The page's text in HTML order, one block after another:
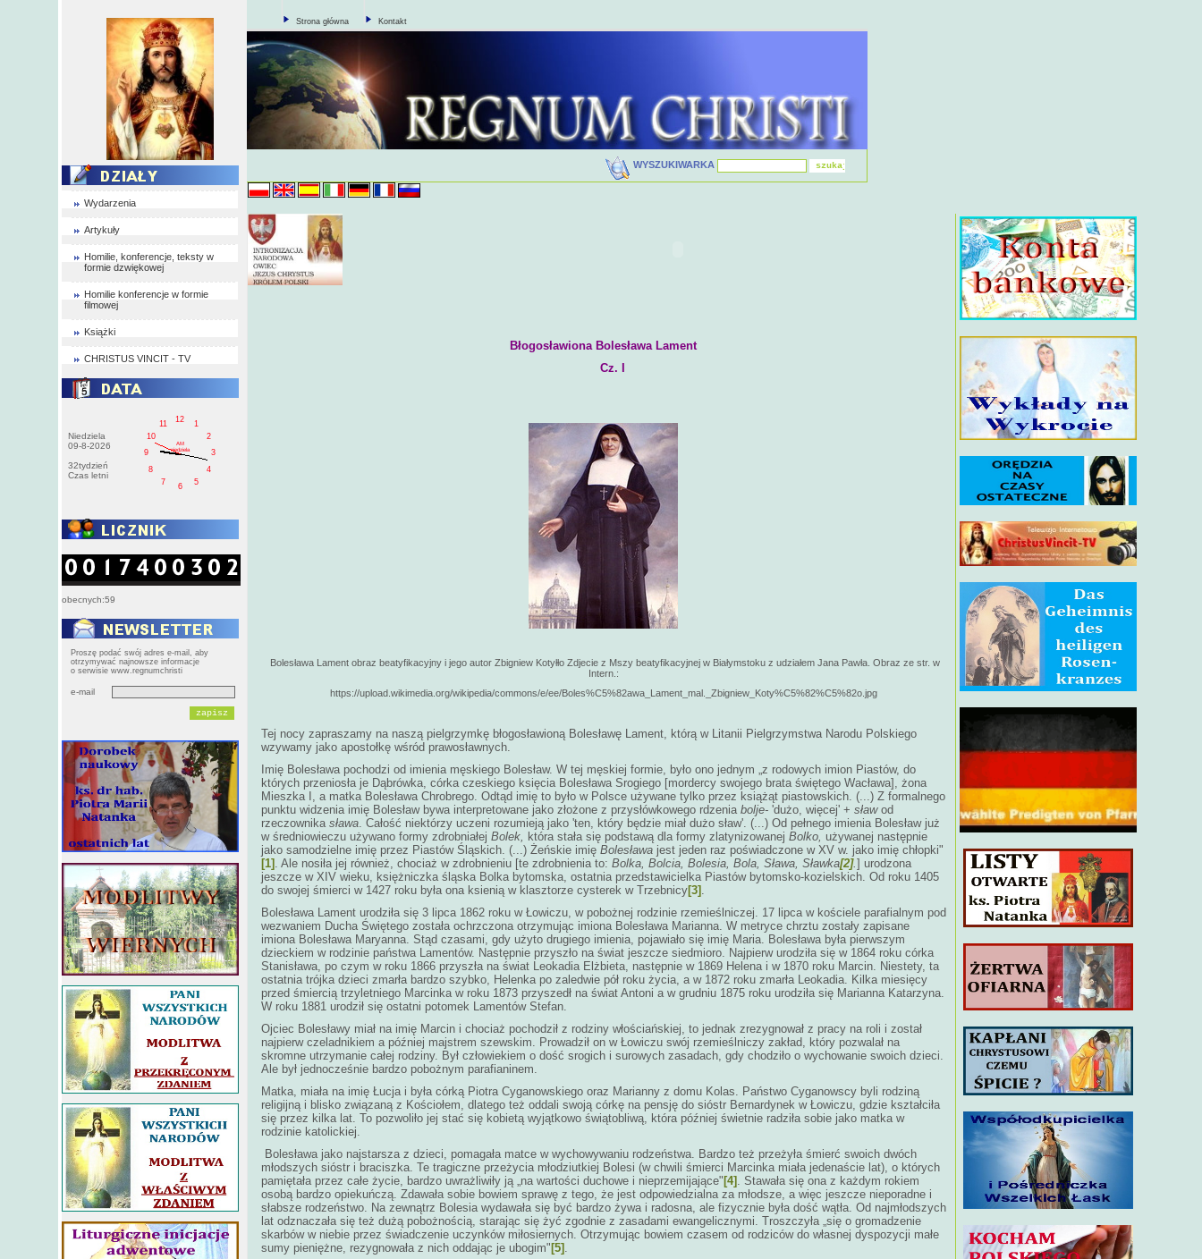
Wydarzenia
Artykuły
Homilie, konferencje, teksty w
formie dzwiękowej
Homilie konferencje w formie
filmowej
Książki
CHRISTUS VINCIT - TV
Niedziela
09-8-2026
32tydzień
Czas letni
1
2
3
4
5
6
7
8
9
10
11
12
AM
niedziela
obecnych:59
Proszę podać swój adres e-mail, aby
otrzymywać najnowsze informacje
o serwisie www.regnumchristi
e-mail
Strona główna Kontakt
WYSZUKIWARKA
Błogosławiona Bolesława Lament
Cz. I
Bolesława Lament obraz beatyfikacyjny i jego autor Zbigniew Kotyłło Zdjecie z Mszy beatyfikacyjnej w Białymstoku z udziałem Jana Pawła. Obraz ze str. w
Intern.:
https://upload.wikimedia.org/wikipedia/commons/e/ee/Boles%C5%82awa_Lament_mal._Zbigniew_Koty%C5%82%C5%82o.jpg
Tej nocy zapraszamy na naszą pielgrzymkę błogosławioną Bolesławę Lament, którą w Litanii Pielgrzymstwa Narodu Polskiego
wzywamy jako apostołkę wśród prawosławnych.
Imię Bolesława pochodzi od imienia męskiego Bolesław. W tej męskiej formie, było ono jednym „z rodowych imion Piastów, do
których przeniosła je Dąbrówka, córka czeskiego księcia Bolesława Srogiego [mordercy swojego brata świętego Wacława], żona
Mieszka I, a matka Bolesława Chrobrego. Odtąd imię to było w Polsce używane tylko przez książąt piastowskich. (...) Z formalnego
punktu widzenia imię Bolesław bywa interpretowane jako złożone z przysłówkowego rdzenia bolje-'dużo, więcej' + sławod
rzeczownika sława. Całość niektórzy uczeni rozumieją jako 'ten, który będzie miał dużo sław'. (...) Od pełnego imienia Bolesław już
w średniowieczu używano formy zdrobniałej Bolek, która stała się podstawą dla formy zlatynizowanej Bolko, używanej następnie
jako samodzielne imię przez Piastów Śląskich. (...) Żeńskie imię Bolesława jest jeden raz poświadczone w XV w. jako imię chłopki"
[1] . Ale nosiła jej również, chociaż w zdrobnieniu [te zdrobnienia to: Bolka, Bolcia, Bolesia, Bola, Sława, Sławka[2].] urodzona
jeszcze w XIV wieku, księżniczka śląska Bolka bytomska, ostatnia przedstawicielka Piastów bytomsko-kozielskich. Od roku 1405
do swojej śmierci w 1427 roku była ona ksienią w klasztorze cysterek w Trzebnicy[3] .
Bolesława Lament urodziła się 3 lipca 1862 roku w Łowiczu, w pobożnej rodzinie rzemieślniczej. 17 lipca w kościele parafialnym pod
wezwaniem Ducha Świętego została ochrzczona otrzymując imiona Bolesława Marianna. W metryce chrztu zostały zapisane
imiona Bolesława Maryanna. Stąd czasami, gdy użyto drugiego imienia, pojawiało się imię Maria. Bolesława była pierwszym
dzieckiem w rodzinie państwa Lamentów. Następnie przyszło na świat jeszcze siedmioro. Najpierw urodziła się w 1864 roku córka
Stanisława, po czym w roku 1866 przyszła na świat Leokadia Elżbieta, następnie w 1869 Helena i w 1870 roku Marcin. Niestety, ta
ostatnia trójka dzieci zmarła bardzo szybko, Helenka po zaledwie pół roku życia, a w 1872 roku zmarła Leokadia. Kilka miesięcy
przed śmiercią trzyletniego Marcinka w roku 1873 przyszedł na świat Antoni a w grudniu 1875 roku urodziła się Marianna Katarzyna.
W roku 1881 urodził się ostatni potomek Lamentów Stefan.
Ojciec Bolesławy miał na imię Marcin i chociaż pochodził z rodziny włościańskiej, to jednak zrezygnował z pracy na roli i został
najpierw czeladnikiem a później majstrem szewskim. Prowadził on w Łowiczu swój rzemieślniczy zakład, który pozwalał na
skromne utrzymanie całej rodziny. Był człowiekiem o dość srogich i surowych zasadach, gdy chodziło o wychowanie swoich dzieci.
Ale był jednocześnie bardzo pobożnym parafianinem.
Matka, miała na imię Łucja i była córką Piotra Cyganowskiego oraz Marianny z domu Kolas. Państwo Cyganowscy byli rodziną
religijną i blisko związaną z Kościołem, dlatego też oddali swoją córkę na pensję do sióstr Bernardynek w Łowiczu, gdzie kształciła
się przez kilka lat. To pozwoliło jej stać się kobietą wyjątkowo świątobliwą, która później świetnie radziła sobie jako matka w
rodzinie katolickiej.
Bolesława jako najstarsza z dzieci, pomagała matce w wychowywaniu rodzeństwa. Bardzo też przeżyła śmierć swoich dwóch
młodszych sióstr i braciszka. Te tragiczne przeżycia młodziutkiej Bolesi (w chwili śmierci Marcinka miała jedenaście lat), o których
pamiętała przez całe życie, bardzo uwrażliwiły ją „na wartości duchowe i nieprzemijające" [4] . Stawała się ona z każdym rokiem
osobą bardzo opiekuńczą. Zdawała sobie bowiem sprawę z tego, że jest odpowiedzialna za młodsze, a więc jeszcze nieporadne i
słabsze rodzeństwo. Na zewnątrz Bolesia wydawała się być bardzo żywa i radosna, ale fizycznie była dość wątła. Od najmłodszych
lat odznaczała się też dużą pobożnością, starając się żyć zgodnie z zasadami ewangelicznymi. Troszczyła „się o gromadzenie
skarbów w niebie przez świadczenie uczynków miłosiernych. Otrzymując bowiem czasem od rodziców do własnej dyspozycji małe
sumy pieniężne, rezygnowała z nich oddając je ubogim" [5] .